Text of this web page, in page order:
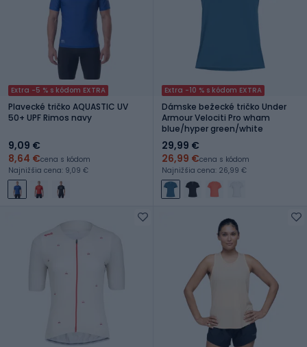
Extra -5 % s kódom EXTRA
Plavecké tričko AQUASTIC UV
50+ UPF Rimos navy
9,09 €
8,64 €cena s kódom
Najnižšia cena: 9,09 €
Extra -10 % s kódom EXTRA
Dámske bežecké tričko Under
Armour Velociti Pro wham
blue/hyper green/white
29,99 €
26,99 €cena s kódom
Najnižšia cena: 26,99 €